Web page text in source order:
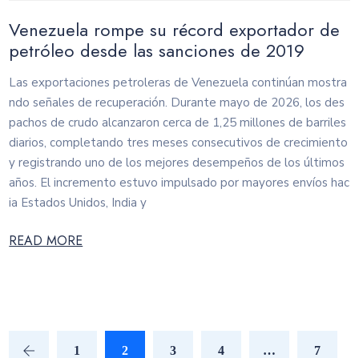
Venezuela rompe su récord exportador de
petróleo desde las sanciones de 2019
Las exportaciones petroleras de Venezuela continúan mostra
ndo señales de recuperación. Durante mayo de 2026, los des
pachos de crudo alcanzaron cerca de 1,25 millones de barriles
diarios, completando tres meses consecutivos de crecimiento
y registrando uno de los mejores desempeños de los últimos
años. El incremento estuvo impulsado por mayores envíos hac
ia Estados Unidos, India y
READ MORE
1 2 3 4 … 7